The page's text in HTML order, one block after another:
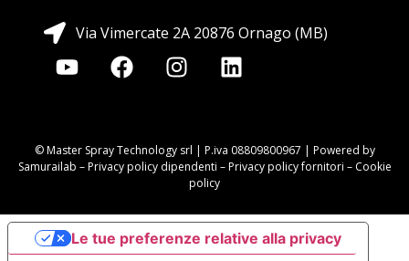
Via Vimercate 2A 20876 Ornago (MB)
© Master Spray Technology srl | P.iva 08809800967 | Powered by
Samurailab –Privacy policy dipendenti –Privacy policy fornitori – Cookie
policy
Le tue preferenze relative alla privacy